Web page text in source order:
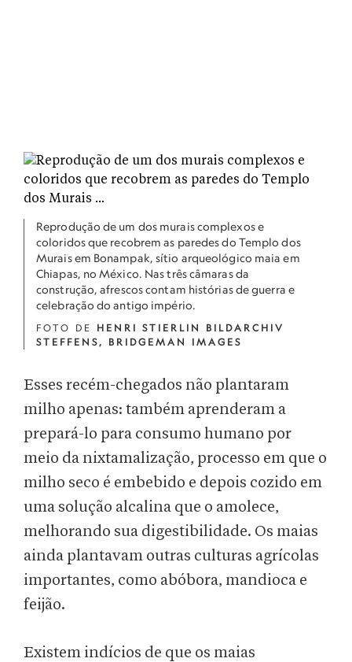
Reprodução de um dos murais complexos e
coloridos que recobrem as paredes do Templo dos
Murais em Bonampak, sítio arqueológico maia em
Chiapas, no México. Nas três câmaras da
construção, afrescos contam histórias de guerra e
celebração do antigo império.
FOTO DE HENRI STIERLIN BILDARCHIV
STEFFENS, BRIDGEMAN IMAGES
Esses recém-chegados não plantaram
milho apenas: também aprenderam a
prepará-lo para consumo humano por
meio da nixtamalização, processo em que o
milho seco é embebido e depois cozido em
uma solução alcalina que o amolece,
melhorando sua digestibilidade. Os maias
ainda plantavam outras culturas agrícolas
importantes, como abóbora, mandioca e
feijão.
Existem indícios de que os maias